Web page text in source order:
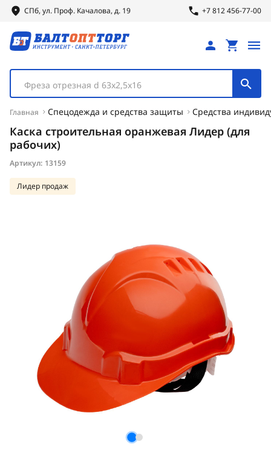
СПб, ул. Проф. Качалова, д. 19 +7 812 456-77-00
Фреза отрезная d 63х2,5х16
Главная Спецодежда и средства защиты Средства
Каска строительная оранжевая Лидер (для
рабочих)
Артикул: 13159
Лидер продаж